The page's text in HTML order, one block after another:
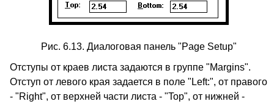
Рис. 6.13. Диалоговая панель "Page Setup"
Отступы от краев листа задаются в группе "Margins".
Отступ от левого края задается в поле "Left:", от правого
- "Right", от верхней части листа - "Top", от нижней -